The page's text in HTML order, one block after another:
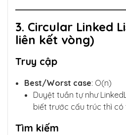
3. Circular Linked
liên kết vòng)
Truy cập
Best/Worst case: O(n)
Duyệt tuần tự như
biết trước cấu trúc thì có
Tìm kiếm